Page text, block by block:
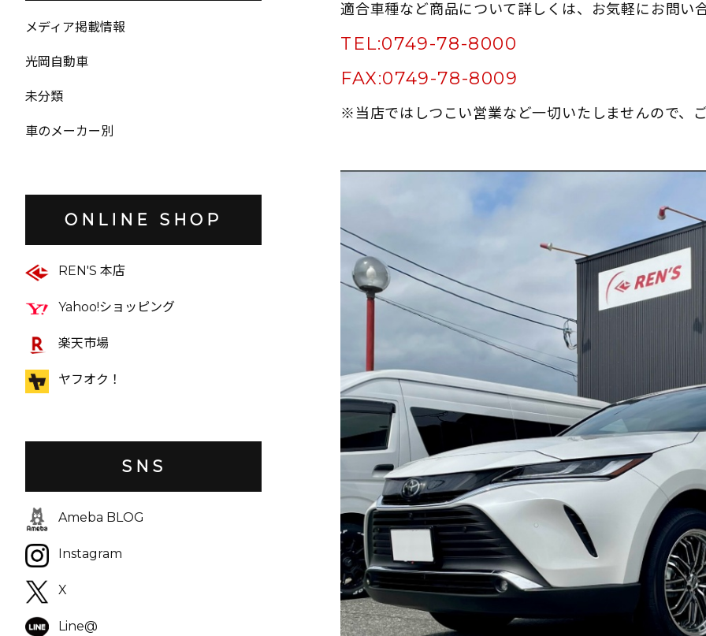
メディア掲載情報
光岡自動車
未分類
車のメーカー別
ONLINE SHOP
REN'S 本店
Yahoo!ショッピング
楽天市場
ヤフオク！
SNS
Ameba BLOG
Instagram
X
Line@
適合車種など商品について詳しくは、お気軽にお問い
TEL:0749-78-8000
FAX:0749-78-8009
※当店ではしつこい営業など一切いたしませんので、